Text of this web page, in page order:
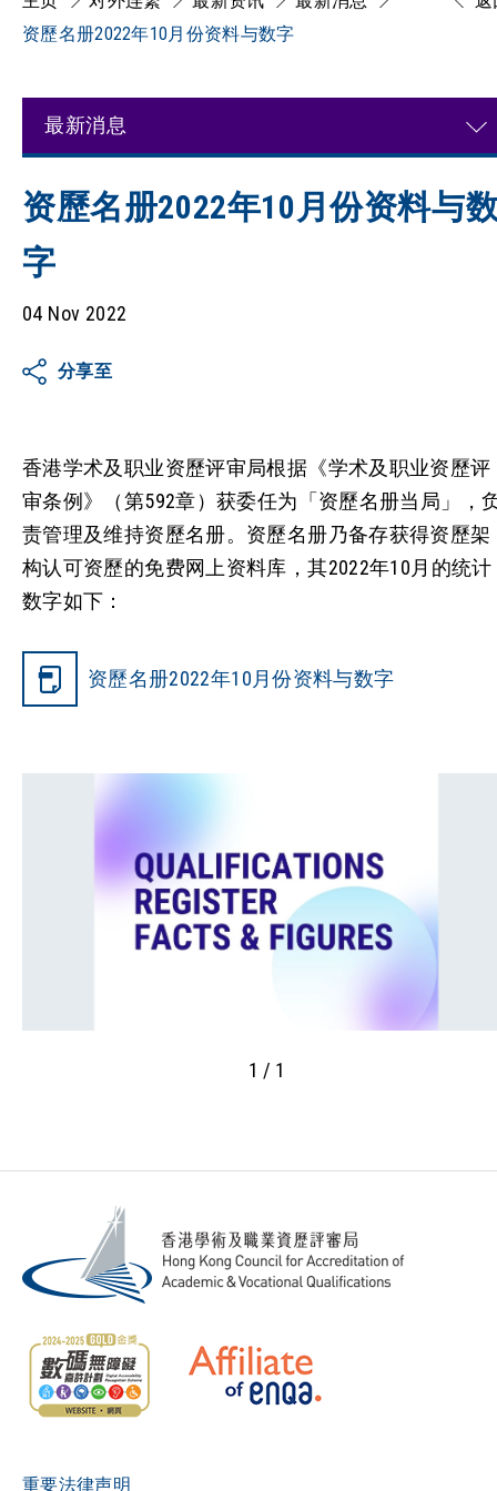
资歷名册2022年10月份资料与数字
最新消息
资歷名册2022年10月份资料与
字
04 Nov 2022
分享至
香港学术及职业资歷评审局根据《学术及职业资歷评
审条例》（第592章）获委任为「资歷名册当局」，
责管理及维持资歷名册。资歷名册乃备存获得资歷架
构认可资歷的免费网上资料库，其2022年10月的统计
数字如下：
资歷名册2022年10月份资料与数字
1 / 1
重要法律声明